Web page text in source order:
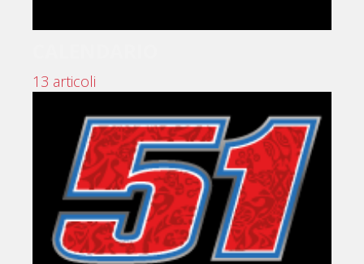
13 articoli